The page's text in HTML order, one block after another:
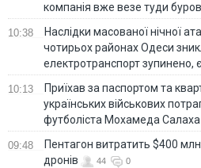
компанія вже везе туди
10:38
Наслідки масованої нічної
чотирьох районах Одеси
електротранспорт зупинено,
10:13
Приїхав за паспортом та
українських військових
футболіста Мохамеда Салаха
09:48
Пентагон витратить $400
дронів
44 0